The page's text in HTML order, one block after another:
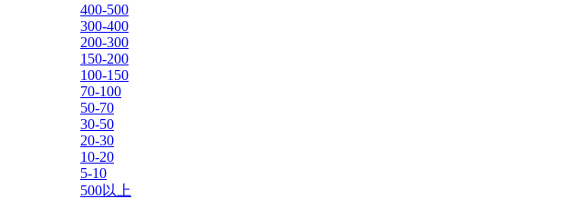
400-500
300-400
200-300
150-200
100-150
70-100
50-70
30-50
20-30
10-20
5-10
500以上